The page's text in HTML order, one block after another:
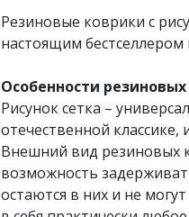
Резиновые коврики с
настоящим
Особенности резиновых
Рисунок сетка –
отечественной
Внешний вид резиновых
возможность
остаются в них и не